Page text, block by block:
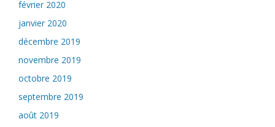
février 2020
janvier 2020
décembre 2019
novembre 2019
octobre 2019
septembre 2019
août 2019